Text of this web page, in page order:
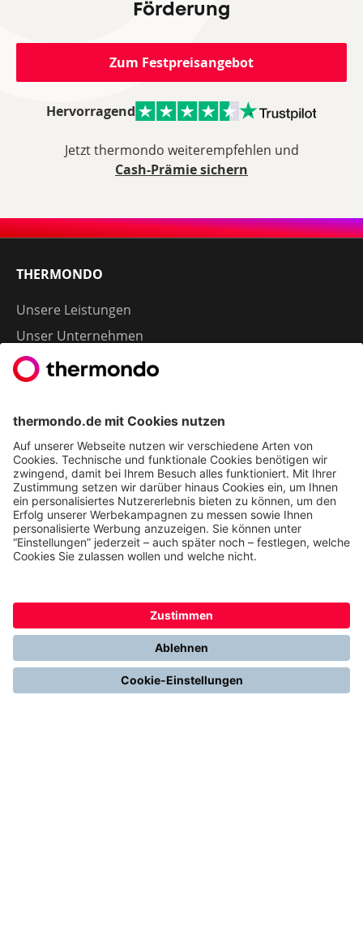
Förderung
Zum Festpreisangebot
Hervorragend
Jetzt thermondo weiterempfehlen und
Cash-Prämie sichern
THERMONDO
Unsere Leistungen
Unser Unternehmen
Presse
Karriere
Kontakt
Kundenservice & FAQ
Erfahrungen & Storys unserer Kunden
Freunde empfehlen: 300 € Prämie sichern
Ethics & Compliance bei thermondo
FÜR SIE
Heizen mit Wärmepumpe
Stromerzeugung mit Photovoltaik
Gesetze & Regelungen